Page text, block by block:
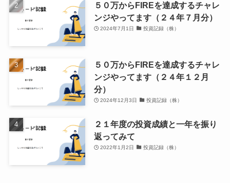
５０万からFIREを達成するチャレ
ンジやってます（２４年７月分）
2024年7月1日 投資記録（株）
５０万からFIREを達成するチャレ
ンジやってます（２４年１２月
分）
2024年12月3日 投資記録（株）
２１年度の投資成績と一年を振り
返ってみて
2022年1月2日 投資記録（株）